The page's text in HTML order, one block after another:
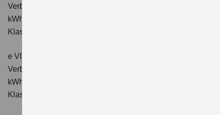
Verbrauchswerte: Energieverbrauch kombiniert: 15,1
kWh/100km; CO₂-Emissionen kombiniert: 0 g/km; CO₂-
Klasse: A.
e VITARA eAxle ALLGRIP-e Comfort+ (61 kWh-Batterie)
Verbrauchswerte: Energieverbrauch kombiniert: 16,6
kWh/100 km; CO₂-Emissionen kombiniert: 0 g/km; CO₂-
Klasse: A.